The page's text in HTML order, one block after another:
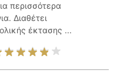
περισσότερα
Διαθέτει
έκτασης ...